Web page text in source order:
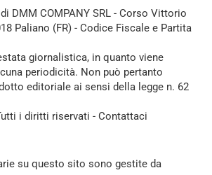
DMM COMPANY SRL - Corso Vittorio
Paliano (FR) - Codice Fiscale e Partita
giornalistica, in quanto viene
periodicità. Non può pertanto
editoriale ai sensi della legge n. 62
i diritti riservati - Contattaci
su questo sito sono gestite da